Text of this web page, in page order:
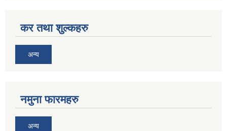
कर तथा शुल्कहरु
अन्य
नमुना फारमहरु
अन्य